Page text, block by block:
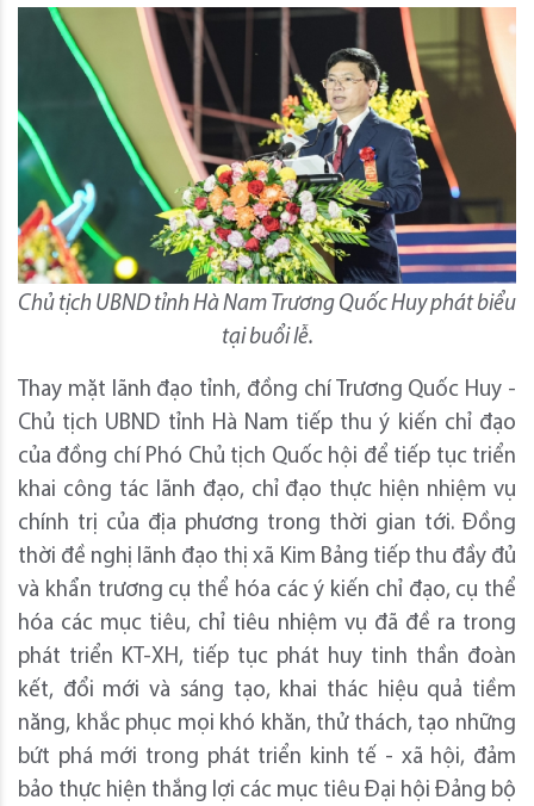
Chủ tịch UBND tỉnh Hà Nam Trương Quốc Huy phát biểu
tại buổi lễ.
Thay mặt lãnh đạo tỉnh, đồng chí Trương Quốc Huy -
Chủ tịch UBND tỉnh Hà Nam tiếp thu ý kiến chỉ đạo
của đồng chí Phó Chủ tịch Quốc hội để tiếp tục triển
khai công tác lãnh đạo, chỉ đạo thực hiện nhiệm vụ
chính trị của địa phương trong thời gian tới. Đồng
thời đề nghị lãnh đạo thị xã Kim Bảng tiếp thu đầy đủ
và khẩn trương cụ thể hóa các ý kiến chỉ đạo, cụ thể
hóa các mục tiêu, chỉ tiêu nhiệm vụ đã đề ra trong
phát triển KT-XH, tiếp tục phát huy tinh thần đoàn
kết, đổi mới và sáng tạo, khai thác hiệu quả tiềm
năng, khắc phục mọi khó khăn, thử thách, tạo những
bứt phá mới trong phát triển kinh tế - xã hội, đảm
bảo thực hiện thắng lợi các mục tiêu Đại hội Đảng bộ